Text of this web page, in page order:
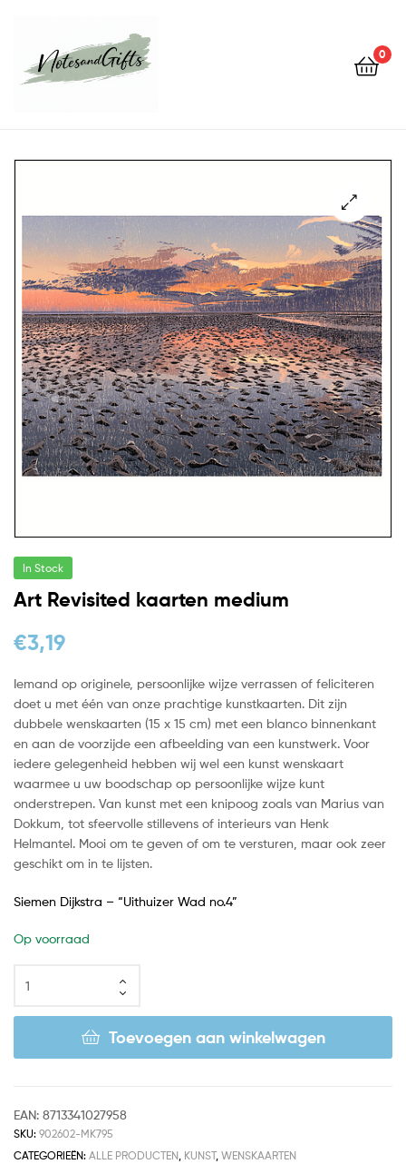
0
In Stock
Art Revisited kaarten medium
€3,19
Iemand op originele, persoonlijke wijze verrassen of feliciteren
doet u met één van onze prachtige kunstkaarten. Dit zijn
dubbele wenskaarten (15 x 15 cm) met een blanco binnenkant
en aan de voorzijde een afbeelding van een kunstwerk. Voor
iedere gelegenheid hebben wij wel een kunst wenskaart
waarmee u uw boodschap op persoonlijke wijze kunt
onderstrepen. Van kunst met een knipoog zoals van Marius van
Dokkum, tot sfeervolle stillevens of interieurs van Henk
Helmantel. Mooi om te geven of om te versturen, maar ook zeer
geschikt om in te lijsten.
Siemen Dijkstra – “Uithuizer Wad no.4”
Op voorraad
Toevoegen aan winkelwagen
EAN: 8713341027958
SKU: 902602-MK795
CATEGORIEËN: ALLE PRODUCTEN, KUNST, WENSKAARTEN